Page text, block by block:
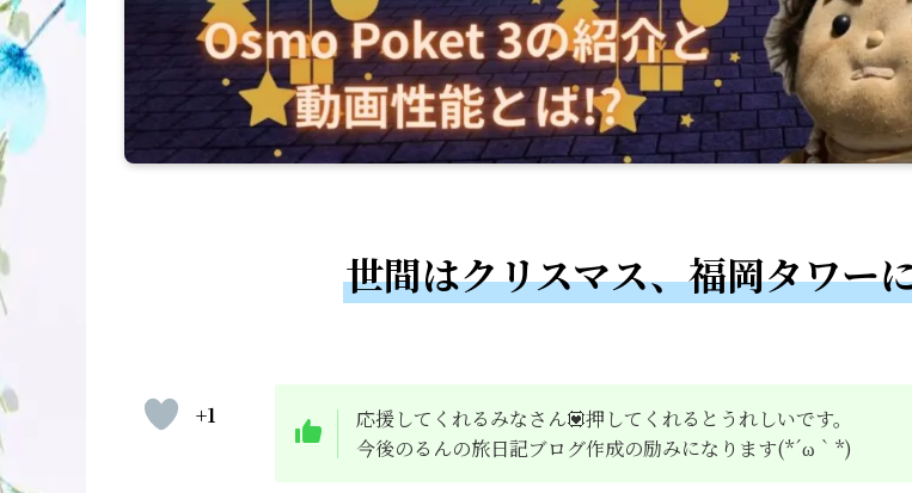
世間はクリスマス、福岡タワー
+1
応援してくれるみなさん💟押してくれるとうれしいです。
今後のるんの旅日記ブログ作成の励みになります(*´ω｀*)